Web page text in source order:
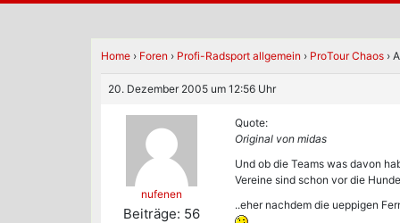
Home › Foren › Profi-Radsport allgemein › ProTour Chaos ›
20. Dezember 2005 um 12:56 Uhr
nufenen
Beiträge: 56
Quote:
Original von midas
Und ob die Teams was davon
Vereine sind schon vor die
..eher nachdem die ueppigen